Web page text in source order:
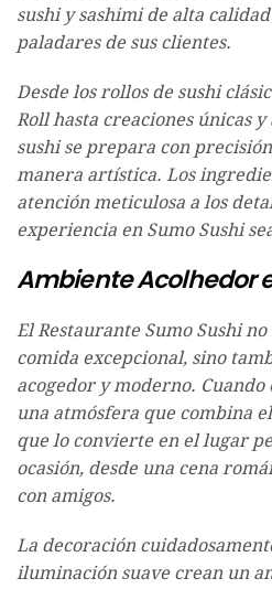
sushi y sashimi de alta
paladares de sus clientes.
Desde los rollos de sushi
Roll hasta creaciones únicas
sushi se prepara con
manera artística. Los
atención meticulosa a los
experiencia en Sumo Sushi
Ambiente Acolhedor
El Restaurante Sumo Sushi
comida excepcional, sino
acogedor y moderno. Cuando
una atmósfera que combina
que lo convierte en el lugar
ocasión, desde una cena
con amigos.
La decoración
iluminación suave crean un